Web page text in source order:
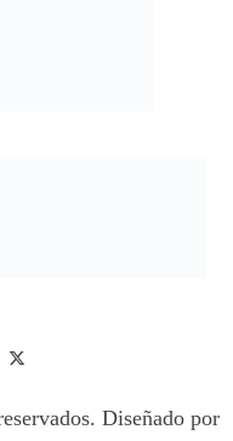
Diseñado por